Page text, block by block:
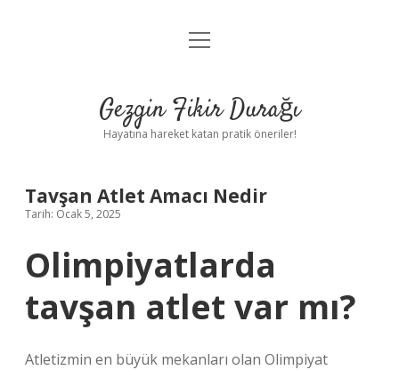
Anasayfa
Yasal Uyarı
menüyü
Gezgin Fikir Durağı
Hayatına hareket katan pratik öneriler!
Tavşan Atlet Amacı Nedir
Tarih: Ocak 5, 2025
Olimpiyatlarda
tavşan atlet var mı?
Atletizmin en büyük mekanları olan Olimpiyat